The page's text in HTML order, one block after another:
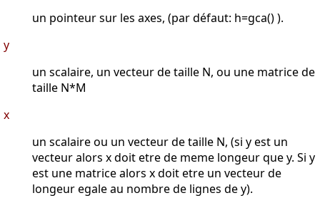
un pointeur sur les axes, (par défaut: h=gca() ).
y
un scalaire, un vecteur de taille N, ou une matrice de
taille N*M
x
un scalaire ou un vecteur de taille N, (si y est un
vecteur alors x doit etre de meme longeur que y. Si y
est une matrice alors x doit etre un vecteur de
longeur egale au nombre de lignes de y).